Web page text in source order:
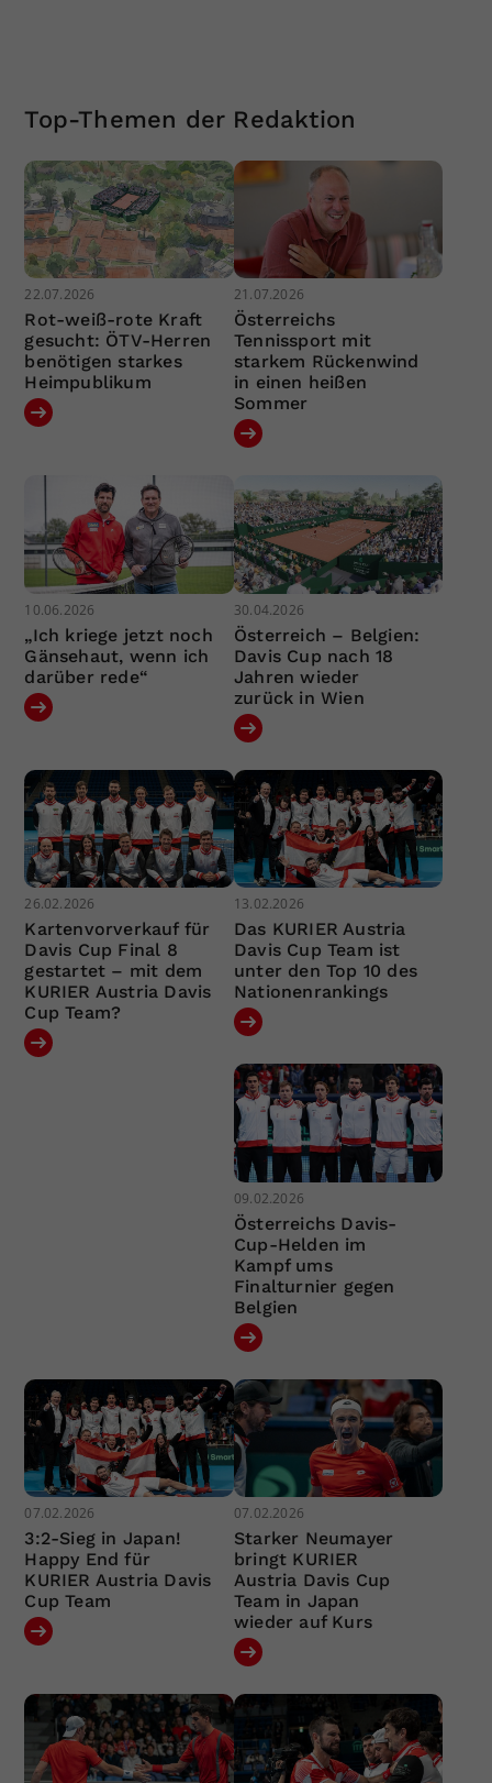
Top-Themen der Redaktion
22.07.2026
Rot-weiß-rote Kraft
gesucht: ÖTV-Herren
benötigen starkes
Heimpublikum
21.07.2026
Österreichs
Tennissport mit
starkem Rückenwind
in einen heißen
Sommer
10.06.2026
„Ich kriege jetzt noch
Gänsehaut, wenn ich
darüber rede“
30.04.2026
Österreich – Belgien:
Davis Cup nach 18
Jahren wieder
zurück in Wien
26.02.2026
Kartenvorverkauf für
Davis Cup Final 8
gestartet – mit dem
KURIER Austria Davis
Cup Team?
13.02.2026
Das KURIER Austria
Davis Cup Team ist
unter den Top 10 des
Nationenrankings
09.02.2026
Österreichs Davis-
Cup-Helden im
Kampf ums
Finalturnier gegen
Belgien
07.02.2026
3:2-Sieg in Japan!
Happy End für
KURIER Austria Davis
Cup Team
07.02.2026
Starker Neumayer
bringt KURIER
Austria Davis Cup
Team in Japan
wieder auf Kurs